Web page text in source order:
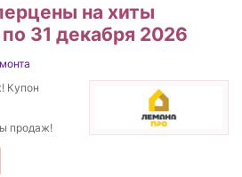
на хиты
31 декабря 2026
Купон
продаж!